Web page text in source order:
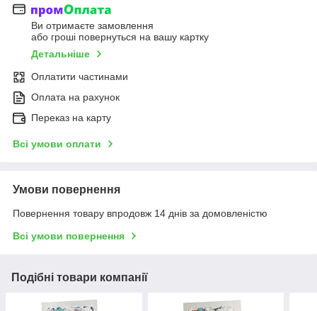
Ви отримаєте замовлення
або гроші повернуться на вашу картку
Детальніше
Оплатити частинами
Оплата на рахунок
Переказ на карту
Всі умови оплати
Умови повернення
Повернення товару впродовж 14 днів за домовленістю
Всі умови повернення
Подібні товари компанії